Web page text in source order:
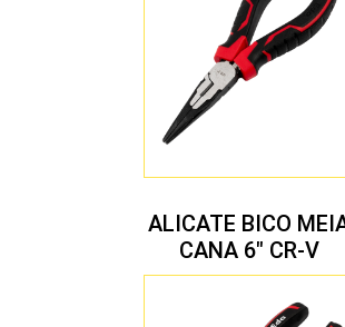
ALICATE BICO
CANA 6″ CR-V